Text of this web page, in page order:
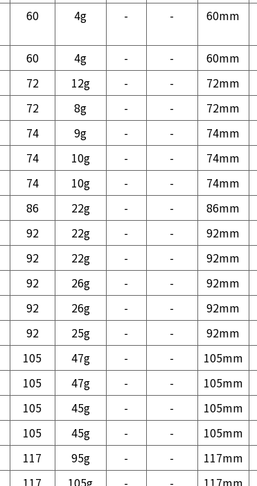
60 4g - - 60mm
60 4g - - 60mm
72 12g - - 72mm
72 8g - - 72mm
74 9g - - 74mm
74 10g - - 74mm
74 10g - - 74mm
86 22g - - 86mm
92 22g - - 92mm
92 22g - - 92mm
92 26g - - 92mm
92 26g - - 92mm
92 25g - - 92mm
105 47g - - 105mm
105 47g - - 105mm
105 45g - - 105mm
105 45g - - 105mm
117 95g - - 117mm